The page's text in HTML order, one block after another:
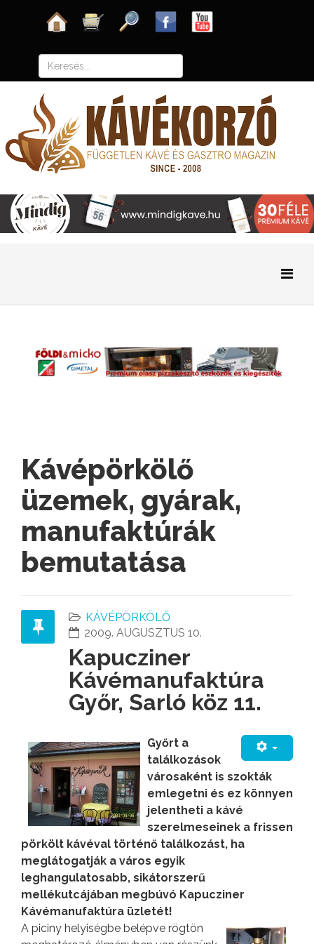
Kávépörkölő
üzemek, gyárak,
manufaktúrák
bemutatása
KÁVÉPÖRKÖLŐ
2009. AUGUSZTUS 10.
Kapucziner
Kávémanufaktúra
Győr, Sarló köz 11.
Győrt a
találkozások
városaként is szokták
emlegetni és ez könnyen
jelentheti a kávé
szerelmeseinek a frissen
pörkölt kávéval történő találkozást, ha
meglátogatják a város egyik
leghangulatosabb, sikátorszerű
mellékutcájában megbúvó Kapucziner
Kávémanufaktúra üzletét!
A piciny helyiségbe belépve rögtön